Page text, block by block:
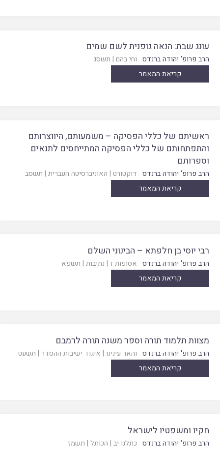
עונג שבת: הנאה גופנית לשם שמים
הרב פרופ' יהודה ברנדס וחי בהם | תשסג
קריאת המאמר
ראשיתם של כללי הפסיקה – משמעותם, היווצרותם
והתפתחותם של כללי הפסיקה המתייחסים לתנאים
וספרותם
הרב פרופ' יהודה ברנדס דוקטורט | האוניברסיטה העברית | תשסב
קריאת המאמר
רבי יוסי בן חלפתא – הבינוני השלם
הרב פרופ' יהודה ברנדס אסופות ז | נתיבות | תשפא
קריאת המאמר
מצוות תלמוד תורה וספר משנה תורה לרמבם
הרב פרופ' יהודה ברנדס והאר עינינו | איגוד ישיבות ההסדר | תשעט
קריאת המאמר
חקיו ומשפטיו לישראל
הרב פרופ' יהודה ברנדס כתלנו יב | הכותל | תשמז